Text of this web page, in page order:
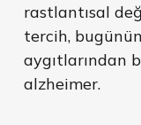
rastlantısal
tercih,
aygıtlarından
alzheimer.